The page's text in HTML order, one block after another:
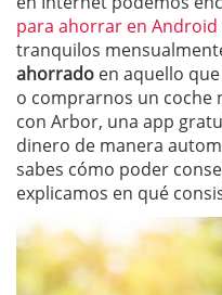
para ahorrar en Android
tranquilos
ahorrado en aquello
o comprarnos un coche
con Arbor, una app
dinero de manera
sabes cómo poder
explicamos en qué